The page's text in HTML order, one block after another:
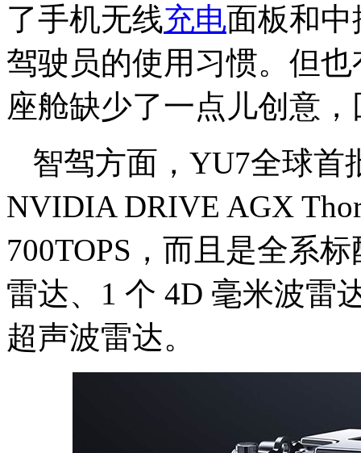
了手机无线充电面板和
驾驶员的使用习惯。但
座舱缺少了一点儿创意
智驾方面，YU7全球首
NVIDIA DRIVE AGX
700TOPS，而且是全系
雷达、1 个 4D 毫米波雷
超声波雷达。